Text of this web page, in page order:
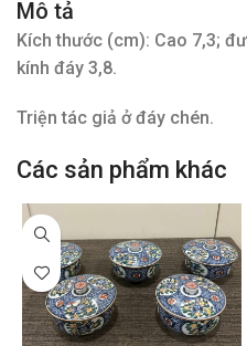
Mô tả
Kích thước (cm): Cao 7,3;
kính đáy 3,8.
Triện tác giả ở đáy chén.
Các sản phẩm khác